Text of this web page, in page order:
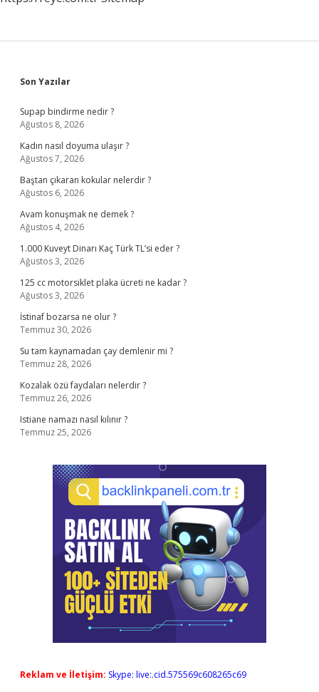
Sidebar
Son Yazılar
Supap bindirme nedir ?
Ağustos 8, 2026
Kadın nasıl doyuma ulaşır ?
Ağustos 7, 2026
Baştan çıkaran kokular nelerdir ?
Ağustos 6, 2026
Avam konuşmak ne demek ?
Ağustos 4, 2026
1.000 Kuveyt Dinarı Kaç Türk TL’si eder ?
Ağustos 3, 2026
125 cc motorsiklet plaka ücreti ne kadar ?
Ağustos 3, 2026
İstinaf bozarsa ne olur ?
Temmuz 30, 2026
Su tam kaynamadan çay demlenir mi ?
Temmuz 28, 2026
Kozalak özü faydaları nelerdir ?
Temmuz 26, 2026
Istiane namazı nasıl kılınır ?
Temmuz 25, 2026
Reklam ve İletişim: Skype: live:.cid.575569c608265c69